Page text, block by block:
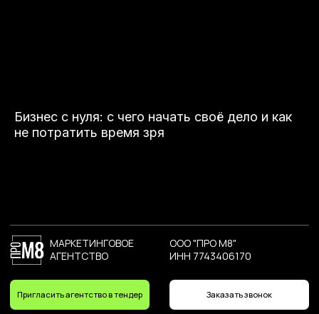
Бизнес с нуля: с чего начать своё дело и как
не потратить время зря